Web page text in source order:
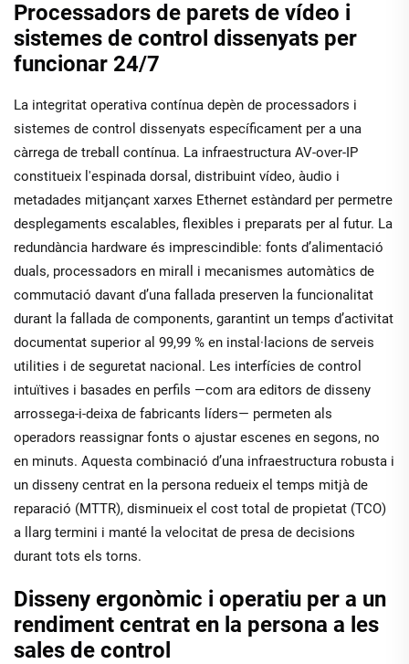
Processadors de parets de vídeo i
sistemes de control dissenyats per
funcionar 24/7
La integritat operativa contínua depèn de processadors i
sistemes de control dissenyats específicament per a una
càrrega de treball contínua. La infraestructura AV-over-IP
constitueix l'espinada dorsal, distribuint vídeo, àudio i
metadades mitjançant xarxes Ethernet estàndard per permetre
desplegaments escalables, flexibles i preparats per al futur. La
redundància hardware és imprescindible: fonts d’alimentació
duals, processadors en mirall i mecanismes automàtics de
commutació davant d’una fallada preserven la funcionalitat
durant la fallada de components, garantint un temps d’activitat
documentat superior al 99,99 % en instal·lacions de serveis
utilities i de seguretat nacional. Les interfícies de control
intuïtives i basades en perfils —com ara editors de disseny
arrossega-i-deixa de fabricants líders— permeten als
operadors reassignar fonts o ajustar escenes en segons, no
en minuts. Aquesta combinació d’una infraestructura robusta i
un disseny centrat en la persona redueix el temps mitjà de
reparació (MTTR), disminueix el cost total de propietat (TCO)
a llarg termini i manté la velocitat de presa de decisions
durant tots els torns.
Disseny ergonòmic i operatiu per a un
rendiment centrat en la persona a les
sales de control